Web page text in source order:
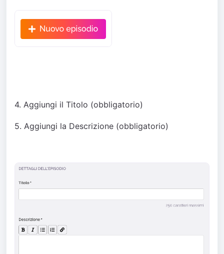
4. Aggiungi il Titolo (obbligatorio)
5. Aggiungi la Descrizione (obbligatorio)